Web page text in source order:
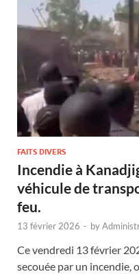
FAITS DIVERS
Incendie à
véhicule de
feu.
13 février 2026 - by
Ce vendredi 13 février
secouée par un incendie,